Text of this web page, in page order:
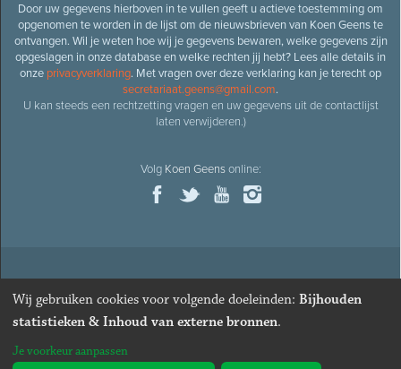
Door uw gegevens hierboven in te vullen geeft u actieve toestemming om
opgenomen te worden in de lijst om de nieuwsbrieven van Koen Geens te
ontvangen. Wil je weten hoe wij je gegevens bewaren, welke gegevens zijn
opgeslagen in onze database en welke rechten jij hebt? Lees alle details in
onze privacyverklaring. Met vragen over deze verklaring kan je terecht op
secretariaat.geens@gmail.com.
U kan steeds een rechtzetting vragen en uw gegevens uit de contactlijst
laten verwijderen.)
Volg Koen Geensonline:
© 2026Oud-minister en ere-volksvertegenwoordiger Koen
· Alle rechten voorbehouden · Cookies wijzigen
Webdesign&website ontwikkelingdoor Zenjoy in Leuven
Wij gebruiken cookies voor volgende doeleinden: Bijhouden
statistieken & Inhoud van externe bronnen.
Je voorkeur aanpassen